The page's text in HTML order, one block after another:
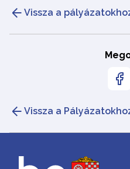
Vissza a
Vissza a